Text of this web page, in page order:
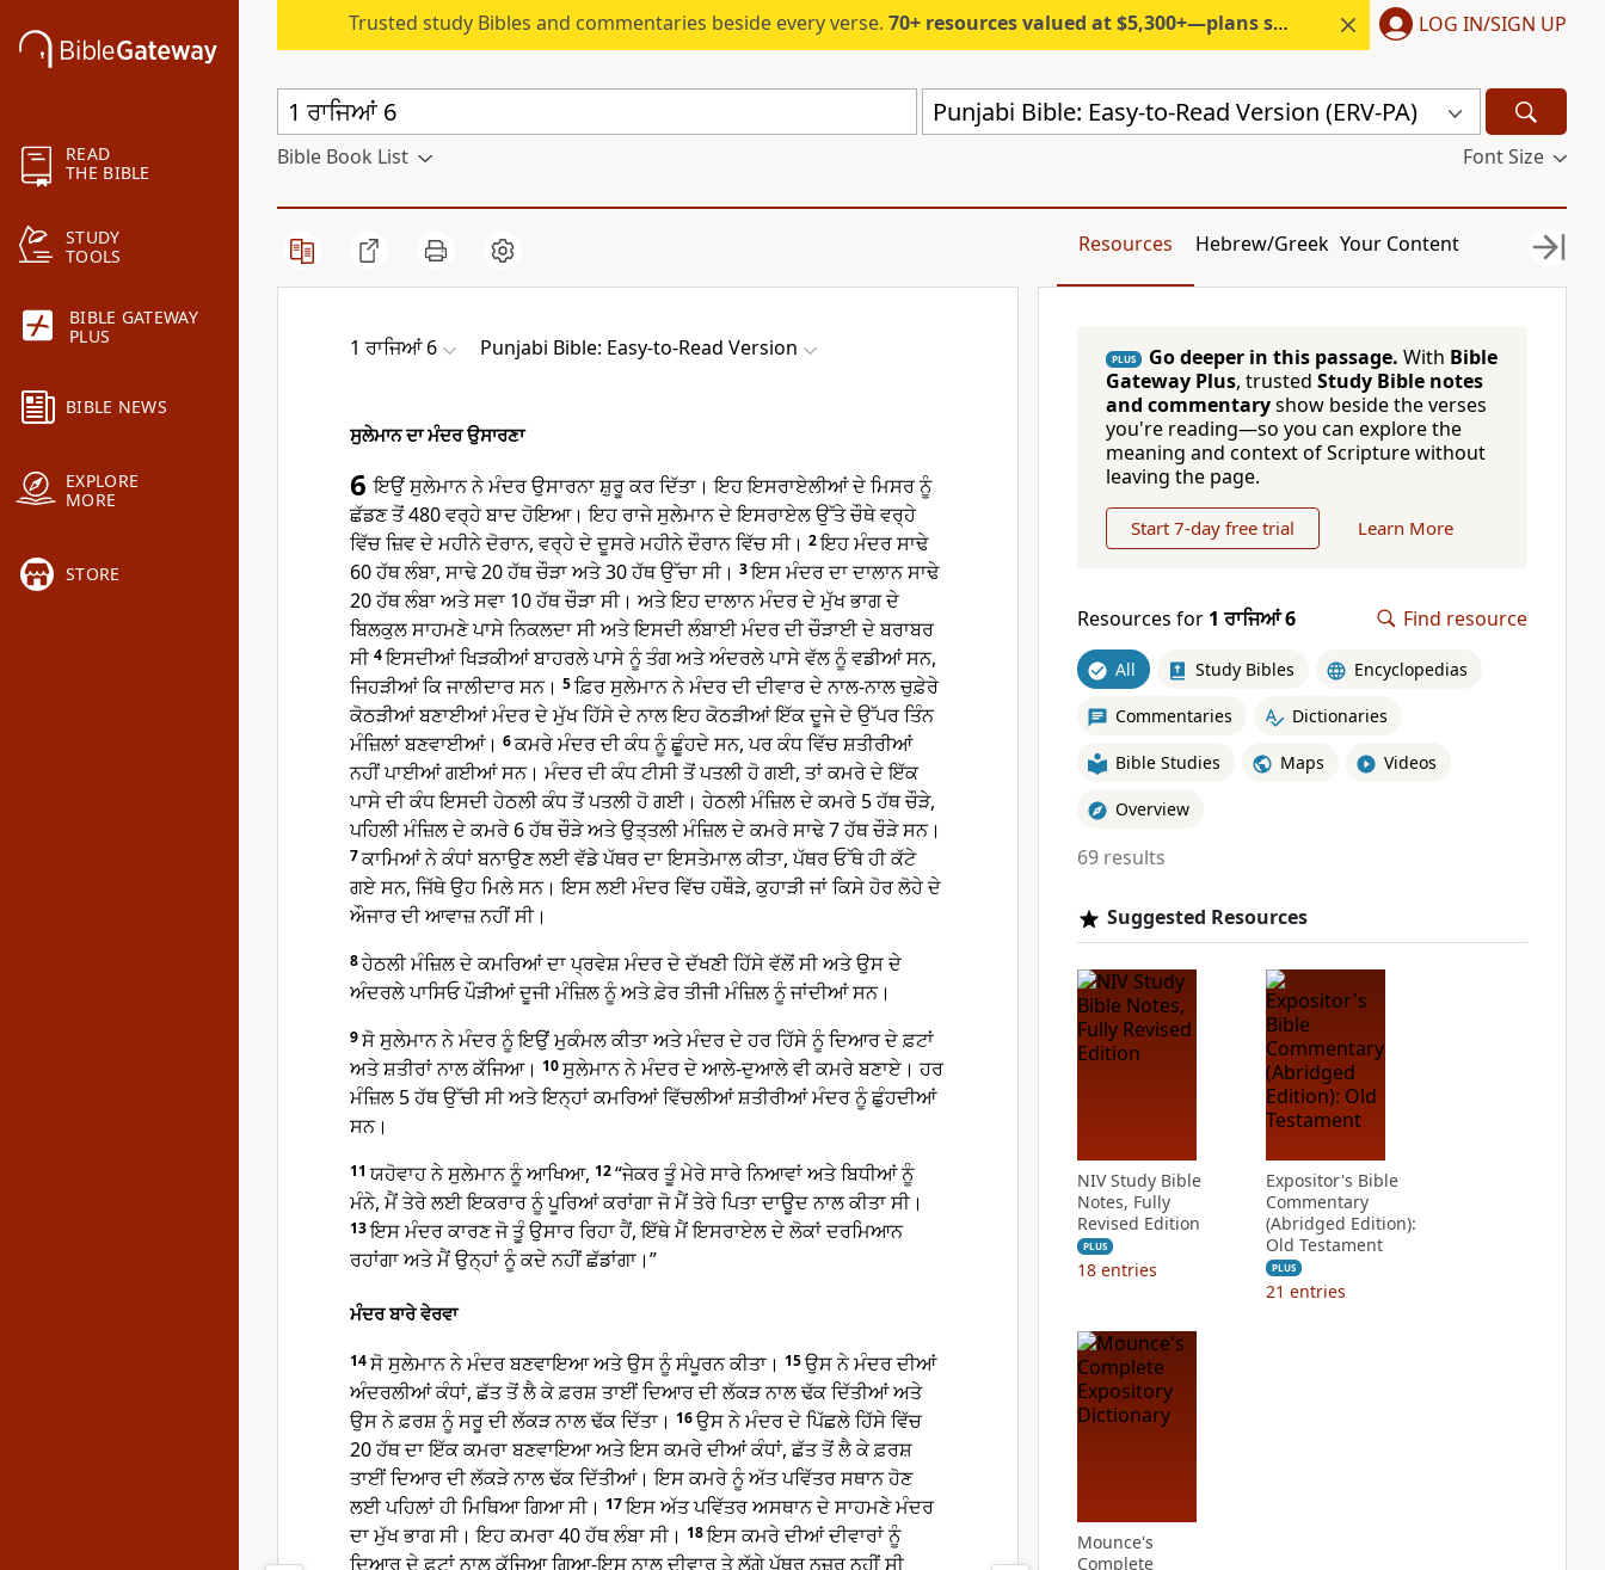
READ
THE BIBLE
STUDY
TOOLS
BIBLE GATEWAY
PLUS
BIBLE NEWS
EXPLORE
MORE
STORE
Trusted study Bibles and commentaries beside every verse. 70+ resources valued at $5,300+—plans start under $6/month. LOG IN/SIGN UP
Punjabi Bible: Easy-to-Read Version (ERV-PA)
Bible Book List Font Size
Resources Hebrew/Greek Your Content
1 ਰਾਜਿਆਂ 6 Punjabi Bible: Easy-to-Read Version
ਸੁਲੇਮਾਨ ਦਾ ਮੰਦਰ ਉਸਾਰਣਾ
6ਇਉਂ ਸੁਲੇਮਾਨ ਨੇ ਮੰਦਰ ਉਸਾਰਨਾ ਸ਼ੁਰੂ ਕਰ ਦਿੱਤਾ। ਇਹ ਇਸਰਾਏਲੀਆਂ ਦੇ ਮਿਸਰ ਨੂੰ
ਛੱਡਣ ਤੋਂ 480 ਵਰ੍ਹੇ ਬਾਦ ਹੋਇਆ। ਇਹ ਰਾਜੇ ਸੁਲੇਮਾਨ ਦੇ ਇਸਰਾਏਲ ਉੱਤੇ ਚੌਥੇ ਵਰ੍ਹੇ
ਵਿੱਚ ਜ਼ਿਵ ਦੇ ਮਹੀਨੇ ਦੋਰਾਨ, ਵਰ੍ਹੇ ਦੇ ਦੂਸਰੇ ਮਹੀਨੇ ਦੌਰਾਨ ਵਿੱਚ ਸੀ। 2ਇਹ ਮੰਦਰ ਸਾਢੇ
60 ਹੱਥ ਲੰਬਾ, ਸਾਢੇ 20 ਹੱਥ ਚੌੜਾ ਅਤੇ 30 ਹੱਥ ਉੱਚਾ ਸੀ। 3ਇਸ ਮੰਦਰ ਦਾ ਦਾਲਾਨ ਸਾਢੇ
20 ਹੱਥ ਲੰਬਾ ਅਤੇ ਸਵਾ 10 ਹੱਥ ਚੌੜਾ ਸੀ। ਅਤੇ ਇਹ ਦਾਲਾਨ ਮੰਦਰ ਦੇ ਮੁੱਖ ਭਾਗ ਦੇ
ਬਿਲਕੁਲ ਸਾਹਮਣੇ ਪਾਸੇ ਨਿਕਲਦਾ ਸੀ ਅਤੇ ਇਸਦੀ ਲੰਬਾਈ ਮੰਦਰ ਦੀ ਚੌੜਾਈ ਦੇ ਬਰਾਬਰ
ਸੀ 4ਇਸਦੀਆਂ ਖਿੜਕੀਆਂ ਬਾਹਰਲੇ ਪਾਸੇ ਨੂੰ ਤੰਗ ਅਤੇ ਅੰਦਰਲੇ ਪਾਸੇ ਵੱਲ ਨੂੰ ਵਡੀਆਂ ਸਨ,
ਜਿਹੜੀਆਂ ਕਿ ਜਾਲੀਦਾਰ ਸਨ। 5ਫ਼ਿਰ ਸੁਲੇਮਾਨ ਨੇ ਮੰਦਰ ਦੀ ਦੀਵਾਰ ਦੇ ਨਾਲ-ਨਾਲ ਚੁਫ਼ੇਰੇ
ਕੋਠੜੀਆਂ ਬਣਾਈਆਂ ਮੰਦਰ ਦੇ ਮੁੱਖ ਹਿੱਸੇ ਦੇ ਨਾਲ ਇਹ ਕੋਠੜੀਆਂ ਇੱਕ ਦੂਜੇ ਦੇ ਉੱਪਰ ਤਿੰਨ
ਮੰਜ਼ਿਲਾਂ ਬਣਵਾਈਆਂ। 6ਕਮਰੇ ਮੰਦਰ ਦੀ ਕੰਧ ਨੂੰ ਛੂੰਹਦੇ ਸਨ, ਪਰ ਕੰਧ ਵਿੱਚ ਸ਼ਤੀਰੀਆਂ
ਨਹੀਂ ਪਾਈਆਂ ਗਈਆਂ ਸਨ। ਮੰਦਰ ਦੀ ਕੰਧ ਟੀਸੀ ਤੋਂ ਪਤਲੀ ਹੋ ਗਈ, ਤਾਂ ਕਮਰੇ ਦੇ ਇੱਕ
ਪਾਸੇ ਦੀ ਕੰਧ ਇਸਦੀ ਹੇਠਲੀ ਕੰਧ ਤੋਂ ਪਤਲੀ ਹੋ ਗਈ। ਹੇਠਲੀ ਮੰਜ਼ਿਲ ਦੇ ਕਮਰੇ 5 ਹੱਥ ਚੌੜੇ,
ਪਹਿਲੀ ਮੰਜ਼ਿਲ ਦੇ ਕਮਰੇ 6 ਹੱਥ ਚੌੜੇ ਅਤੇ ਉਤ੍ਤਲੀ ਮੰਜ਼ਿਲ ਦੇ ਕਮਰੇ ਸਾਢੇ 7 ਹੱਥ ਚੌੜੇ ਸਨ।
7ਕਾਮਿਆਂ ਨੇ ਕੰਧਾਂ ਬਨਾਉਣ ਲਈ ਵੱਡੇ ਪੱਥਰ ਦਾ ਇਸਤੇਮਾਲ ਕੀਤਾ, ਪੱਥਰ ਓੱਥੇ ਹੀ ਕੱਟੇ
ਗਏ ਸਨ, ਜਿੱਥੇ ਉਹ ਮਿਲੇ ਸਨ। ਇਸ ਲਈ ਮੰਦਰ ਵਿੱਚ ਹਥੌੜੇ, ਕੁਹਾੜੀ ਜਾਂ ਕਿਸੇ ਹੋਰ ਲੋਹੇ ਦੇ
ਔਜਾਰ ਦੀ ਆਵਾਜ਼ ਨਹੀਂ ਸੀ।
8ਹੇਠਲੀ ਮੰਜ਼ਿਲ ਦੇ ਕਮਰਿਆਂ ਦਾ ਪ੍ਰਵੇਸ਼ ਮੰਦਰ ਦੇ ਦੱਖਣੀ ਹਿੱਸੇ ਵੱਲੋਂ ਸੀ ਅਤੇ ਉਸ ਦੇ
ਅੰਦਰਲੇ ਪਾਸਿਓ ਪੌੜੀਆਂ ਦੂਜੀ ਮੰਜ਼ਿਲ ਨੂੰ ਅਤੇ ਫ਼ੇਰ ਤੀਜੀ ਮੰਜ਼ਿਲ ਨੂੰ ਜਾਂਦੀਆਂ ਸਨ।
9ਸੋ ਸੁਲੇਮਾਨ ਨੇ ਮੰਦਰ ਨੂੰ ਇਉਂ ਮੁਕੰਮਲ ਕੀਤਾ ਅਤੇ ਮੰਦਰ ਦੇ ਹਰ ਹਿੱਸੇ ਨੂੰ ਦਿਆਰ ਦੇ ਫ਼ਟਾਂ
ਅਤੇ ਸ਼ਤੀਰਾਂ ਨਾਲ ਕੱਜਿਆ। 10ਸੁਲੇਮਾਨ ਨੇ ਮੰਦਰ ਦੇ ਆਲੇ-ਦੁਆਲੇ ਵੀ ਕਮਰੇ ਬਣਾਏ। ਹਰ
ਮੰਜ਼ਿਲ 5 ਹੱਥ ਉੱਚੀ ਸੀ ਅਤੇ ਇਨ੍ਹਾਂ ਕਮਰਿਆਂ ਵਿੱਚਲੀਆਂ ਸ਼ਤੀਰੀਆਂ ਮੰਦਰ ਨੂੰ ਛੁੰਹਦੀਆਂ
ਸਨ।
11 ਯਹੋਵਾਹ ਨੇ ਸੁਲੇਮਾਨ ਨੂੰ ਆਖਿਆ, 12“ਜੇਕਰ ਤੂੰ ਮੇਰੇ ਸਾਰੇ ਨਿਆਵਾਂ ਅਤੇ ਬਿਧੀਆਂ ਨੂੰ
ਮੰਨੇ, ਮੈਂ ਤੇਰੇ ਲਈ ਇਕਰਾਰ ਨੂੰ ਪੂਰਿਆਂ ਕਰਾਂਗਾ ਜੋ ਮੈਂ ਤੇਰੇ ਪਿਤਾ ਦਾਊਦ ਨਾਲ ਕੀਤਾ ਸੀ।
13ਇਸ ਮੰਦਰ ਕਾਰਣ ਜੋ ਤੂੰ ਉਸਾਰ ਰਿਹਾ ਹੈਂ, ਇੱਥੇ ਮੈਂ ਇਸਰਾਏਲ ਦੇ ਲੋਕਾਂ ਦਰਮਿਆਨ
ਰਹਾਂਗਾ ਅਤੇ ਮੈਂ ਉਨ੍ਹਾਂ ਨੂੰ ਕਦੇ ਨਹੀਂ ਛੱਡਾਂਗਾ।”
ਮੰਦਰ ਬਾਰੇ ਵੇਰਵਾ
14ਸੋ ਸੁਲੇਮਾਨ ਨੇ ਮੰਦਰ ਬਣਵਾਇਆ ਅਤੇ ਉਸ ਨੂੰ ਸੰਪੂਰਨ ਕੀਤਾ। 15ਉਸ ਨੇ ਮੰਦਰ ਦੀਆਂ
ਅੰਦਰਲੀਆਂ ਕੰਧਾਂ, ਛੱਤ ਤੋਂ ਲੈ ਕੇ ਫ਼ਰਸ਼ ਤਾਈਂ ਦਿਆਰ ਦੀ ਲੱਕੜ ਨਾਲ ਢੱਕ ਦਿੱਤੀਆਂ ਅਤੇ
ਉਸ ਨੇ ਫ਼ਰਸ਼ ਨੂੰ ਸਰੂ ਦੀ ਲੱਕੜ ਨਾਲ ਢੱਕ ਦਿੱਤਾ। 16ਉਸ ਨੇ ਮੰਦਰ ਦੇ ਪਿੱਛਲੇ ਹਿੱਸੇ ਵਿੱਚ
20 ਹੱਥ ਦਾ ਇੱਕ ਕਮਰਾ ਬਣਵਾਇਆ ਅਤੇ ਇਸ ਕਮਰੇ ਦੀਆਂ ਕੰਧਾਂ, ਛੱਤ ਤੋਂ ਲੈ ਕੇ ਫ਼ਰਸ਼
ਤਾਈਂ ਦਿਆਰ ਦੀ ਲੱਕੜੇ ਨਾਲ ਢੱਕ ਦਿੱਤੀਆਂ। ਇਸ ਕਮਰੇ ਨੂੰ ਅੱਤ ਪਵਿੱਤਰ ਸਥਾਨ ਹੋਣ
ਲਈ ਪਹਿਲਾਂ ਹੀ ਮਿਥਿਆ ਗਿਆ ਸੀ। 17ਇਸ ਅੱਤ ਪਵਿੱਤਰ ਅਸਥਾਨ ਦੇ ਸਾਹਮਣੇ ਮੰਦਰ
ਦਾ ਮੁੱਖ ਭਾਗ ਸੀ। ਇਹ ਕਮਰਾ 40 ਹੱਥ ਲੰਬਾ ਸੀ। 18ਇਸ ਕਮਰੇ ਦੀਆਂ ਦੀਵਾਰਾਂ ਨੂੰ
ਦਿਆਰ ਦੇ ਫ਼ਟਾਂ ਨਾਲ ਕੱਜਿਆ ਗਿਆ-ਇਸ ਨਾਲ ਦੀਵਾਰ ਤੇ ਲੱਗੇ ਪੱਥਰ ਨਜ਼ਰ ਨਹੀਂ ਸੀ
PLUS Go deeper in this passage. With Bible
Gateway Plus, trusted Study Bible notes
and commentaryshow beside the verses
you're reading—so you can explore the
meaning and context of Scripture without
leaving the page.
Start 7-day free trial Learn More
Resources for 1 ਰਾਜਿਆਂ 6 Find resource
All Study Bibles Encyclopedias
Commentaries Dictionaries
Bible Studies Maps Videos
Overview
69 results
Suggested Resources
NIV Study Bible
Notes, Fully
Revised Edition
PLUS
18 entries
Expositor's Bible
Commentary
(Abridged Edition):
Old Testament
PLUS
21 entries
Mounce's
Complete